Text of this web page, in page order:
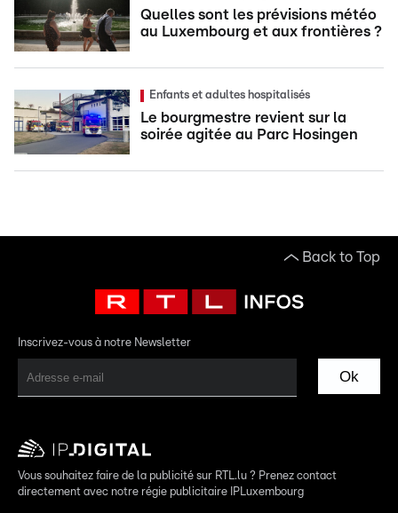
Quelles sont les prévisions météo
au Luxembourg et aux frontières ?
Enfants et adultes hospitalisés
Le bourgmestre revient sur la
soirée agitée au Parc Hosingen
Back to Top
Inscrivez-vous à notre Newsletter
Ok
Vous souhaitez faire de la publicité sur RTL.lu ? Prenez contact
directement avec notre régie publicitaire IPLuxembourg